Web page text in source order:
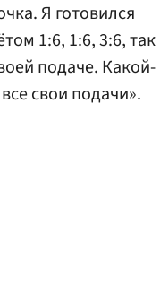
Я готовился
1:6, 1:6, 3:6, так
подаче. Какой-
свои подачи».